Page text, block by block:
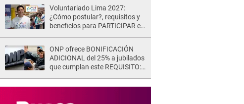
Voluntariado Lima 2027:
¿Cómo postular?, requisitos y
beneficios para PARTICIPAR en
ONP ofrece BONIFICACIÓN
ADICIONAL del 25% a jubilados
que cumplan este REQUISITO: